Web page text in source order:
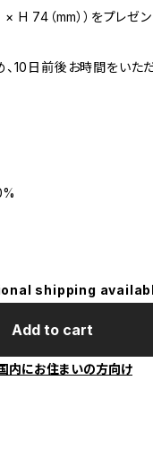
H 74（mm））をプレゼン
10日前後お時間をいた
shipping
Add to cart
内にお住まいの方向け